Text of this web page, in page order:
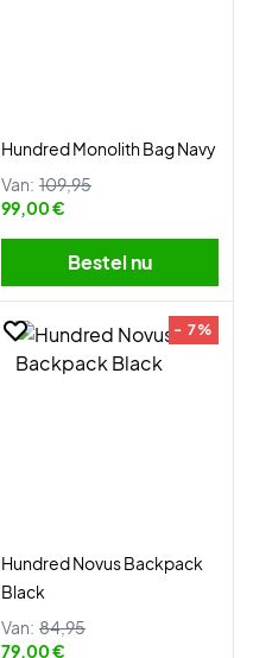
Hundred Monolith Bag Navy
Van: 109,95
99,00 €
Bestel nu
- 7%
Hundred Novus Backpack
Black
Van: 84,95
79,00 €